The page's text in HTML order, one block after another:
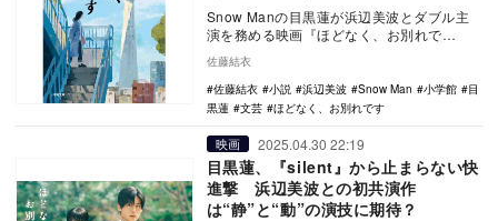
Snow Manの目黒蓮が浜辺美波とダブル主
演を務める映画『ほどなく、お別れで
す』。2026年2月に公開予定が発表された
ことをき…
佐藤結衣
佐藤結衣
小説 浜辺美波 Snow Man 小学館
目
黒蓮
文芸 ほどなく、お別れです
映画 2025.04.30 22:19
目黒蓮、『silent』から止まらない快
進撃 浜辺美波との初共演作
は“静”と“動”の演技に期待？